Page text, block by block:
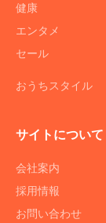
健康
エンタメ
セール
おうちスタイル
サイトについて
会社案内
採用情報
お問い合わせ